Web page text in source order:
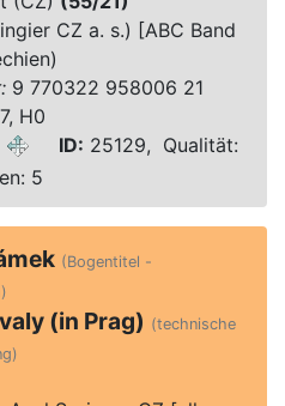
CZ a. s.) [ABC Band
9 770322 958006 21
H0
ID: 25129, Qualität:
5
(Bogentitel -
(in Prag) (technische